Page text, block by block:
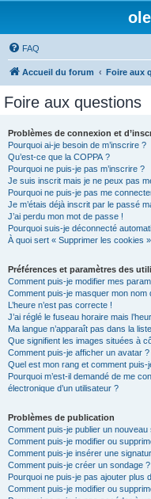
FAQ
Accueil du forum Foire aux
Foire aux questions
Problèmes de connexion et
Pourquoi ai-je besoin de m’inscrire ?
Qu’est-ce que la COPPA ?
Pourquoi ne puis-je pas m’inscrire ?
Je suis inscrit mais je ne peux pas
Pourquoi ne puis-je pas me
Je m’étais déjà inscrit par le passé
J’ai perdu mon mot de passe !
Pourquoi suis-je déconnecté
À quoi sert « Supprimer les cookies
Préférences et paramètres des
Comment puis-je modifier mes
Comment puis-je masquer mon nom
L’heure n’est pas correcte !
J’ai réglé le fuseau horaire mais
Ma langue n’apparaît pas dans la
Que signifient les images situées à
Comment puis-je afficher un avatar ?
Quel est mon rang et comment puis-
Pourquoi m’est-il demandé de me
électronique d’un utilisateur ?
Problèmes de publication
Comment puis-je publier un
Comment puis-je modifier ou
Comment puis-je insérer une
Comment puis-je créer un sondage ?
Pourquoi ne puis-je pas ajouter plus
Comment puis-je modifier ou